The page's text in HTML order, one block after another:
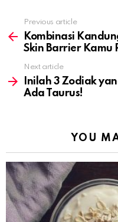
more
Previous article
Kombinasi
Skin Barrier Kamu
Next article
Inilah 3 Zodiak
Ada Taurus!
YOU